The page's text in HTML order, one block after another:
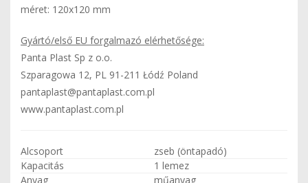
méret: 120x120 mm
Gyártó/első EU forgalmazó elérhetősége:
Panta Plast Sp z o.o.
Szparagowa 12, PL 91-211 Łódź Poland
pantaplast@pantaplast.com.pl
www.pantaplast.com.pl
Alcsoport
zseb (öntapadó)
Kapacitás
1 lemez
Anyag
műanyag